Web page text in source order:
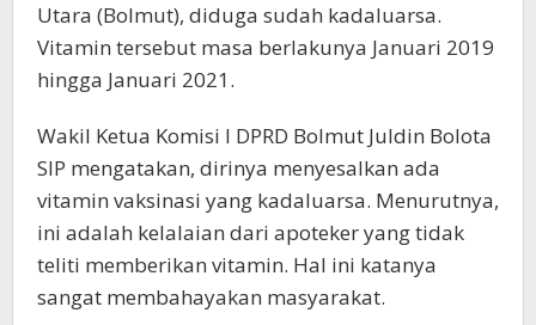
Utara (Bolmut), diduga sudah kadaluarsa.
Vitamin tersebut masa berlakunya Januari 2019
hingga Januari 2021.
Wakil Ketua Komisi I DPRD Bolmut Juldin Bolota
SIP mengatakan, dirinya menyesalkan ada
vitamin vaksinasi yang kadaluarsa. Menurutnya,
ini adalah kelalaian dari apoteker yang tidak
teliti memberikan vitamin. Hal ini katanya
sangat membahayakan masyarakat.